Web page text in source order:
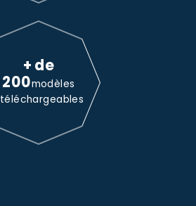
+ de
200modèles
téléchargeables